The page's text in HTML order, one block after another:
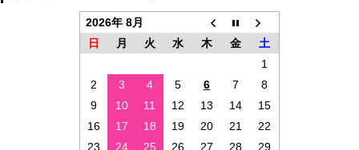
2026年 8月
日
月 火 水 木 金
土
1
2
3 4 5 6 7
8
9
10 11 12 13 14
15
16
17 18 19 20 21
22
23
24 25 26 27 28 29